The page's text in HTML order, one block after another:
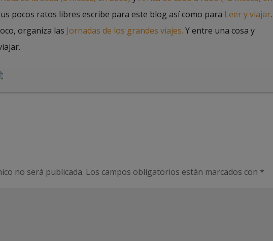
pocos ratos libres escribe para este blog así como para Leer y viajar.
organiza las Jornadas de los grandes viajes. Y entre una cosa y
no será publicada. Los campos obligatorios están marcados con *